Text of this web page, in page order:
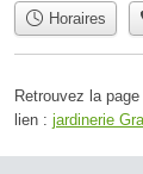
Horaires
Retrouvez la page
lien : jardinerie